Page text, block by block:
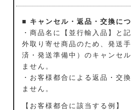
■ キャンセル・返品・交換に
・商品名に【並行輸入品】と
外取り寄せ商品のため、発送
済・発送準備中）のキャンセ
ません。
・お客様都合による返品・交
ません。
【お客様都合に該当する例】